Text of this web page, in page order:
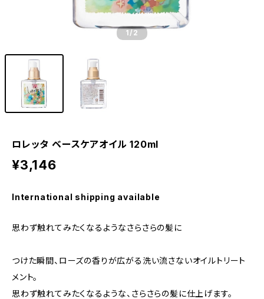
1/2
ロレッタ ベースケアオイル 120ml
¥3,146
International shipping available
思わず触れてみたくなるようなさらさらの髪に
つけた瞬間、ローズの香りが広がる洗い流さないオイルトリート
メント。
思わず触れてみたくなるような、さらさらの髪に仕上げます。